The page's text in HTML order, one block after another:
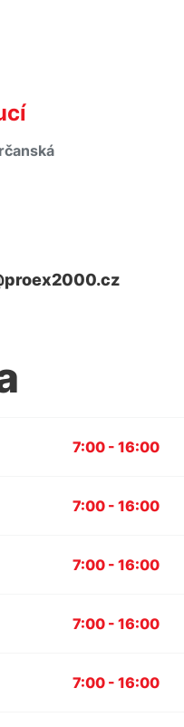
7:00 - 16:00
7:00 - 16:00
7:00 - 16:00
7:00 - 16:00
7:00 - 16:00